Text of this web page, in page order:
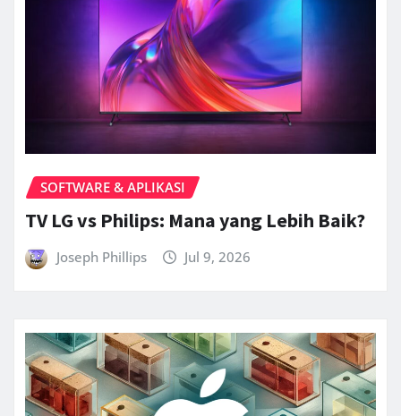
SOFTWARE & APLIKASI
TV LG vs Philips: Mana yang Lebih Baik?
Joseph Phillips Jul 9, 2026